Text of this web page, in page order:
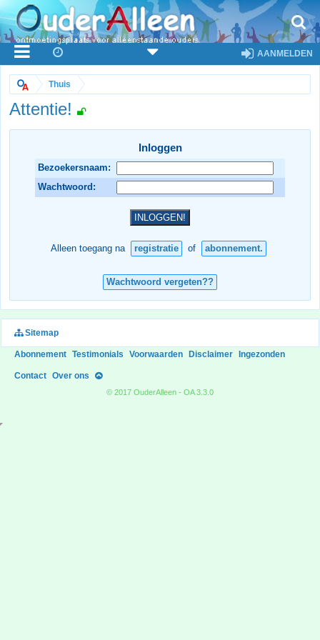
AANMELDEN
Thuis
Attentie!
Inloggen
Bezoekersnaam:
Wachtwoord:
Alleen toegang na registratie of abonnement.
Wachtwoord vergeten??
Sitemap
Abonnement Testimonials Voorwaarden Disclaimer Ingezonden
Contact Over ons
© 2017 OuderAlleen - OA 3.3.0